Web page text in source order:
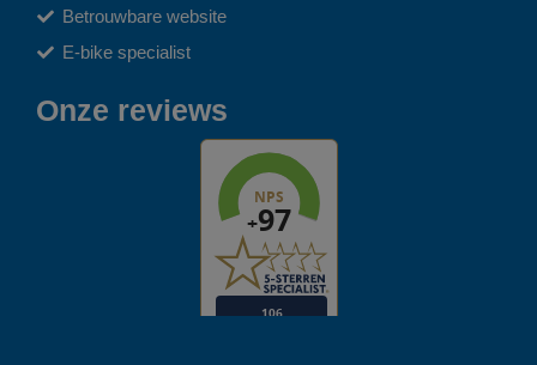
Betrouwbare website
E-bike specialist
Onze reviews